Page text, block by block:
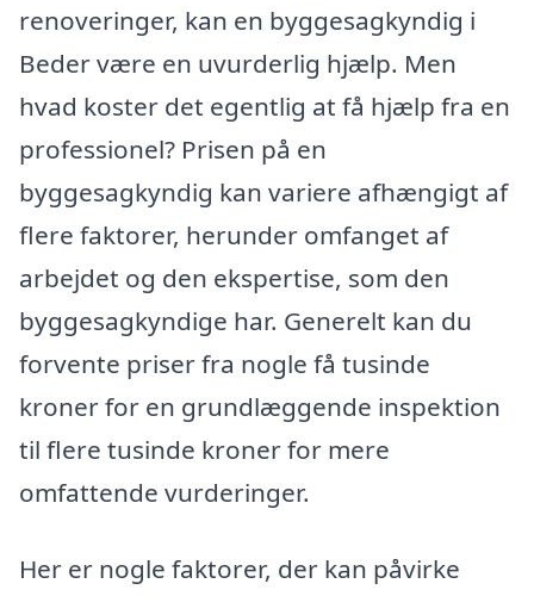
renoveringer, kan en byggesagkyndig i
Beder være en uvurderlig hjælp. Men
hvad koster det egentlig at få hjælp fra en
professionel? Prisen på en
byggesagkyndig kan variere afhængigt af
flere faktorer, herunder omfanget af
arbejdet og den ekspertise, som den
byggesagkyndige har. Generelt kan du
forvente priser fra nogle få tusinde
kroner for en grundlæggende inspektion
til flere tusinde kroner for mere
omfattende vurderinger.
Her er nogle faktorer, der kan påvirke